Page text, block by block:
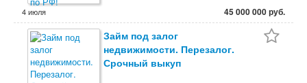
4 июля 45 000 000 руб.
Займ под залог
недвижимости. Перезалог.
Срочный выкуп